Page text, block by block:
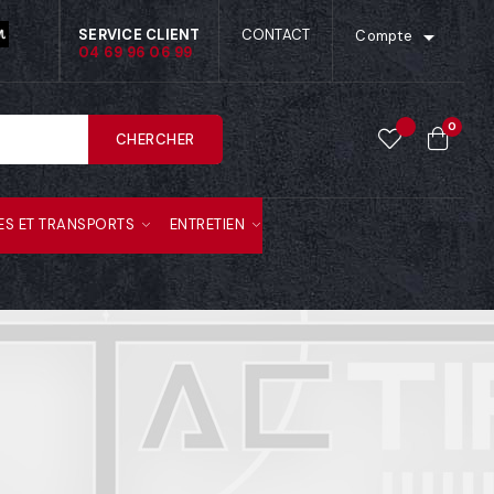
SERVICE CLIENT
04 69 96 06 99
CONTACT Compte 
CHERCHER
0
ET TRANSPORTS ENTRETIEN